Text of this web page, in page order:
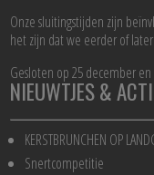
Onze sluitingstijden zijn
het zijn dat we eerder of
Gesloten op 25 december en
NIEUWTJES &
KERSTBRUNCHEN OP
Snertcompetitie